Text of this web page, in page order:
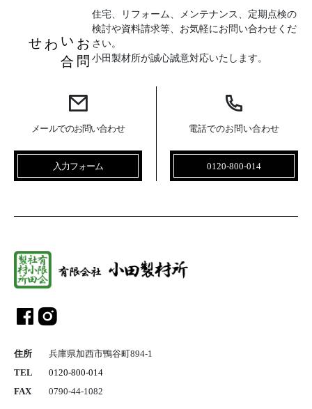
お
問
い
合
わせ
住宅、リフォーム、メンテナンス、定期点検の
検討や資料請求等、お気軽にお問い合わせくだ
さい。
小田製材所が誠心誠意対応いたします。
メールでのお問い合わせ
入力フォーム
電話でのお問い合わせ
0120-800-014
住所
兵庫県加西市鴨谷町894-1
TEL
0120-800-014
FAX
0790-44-1082